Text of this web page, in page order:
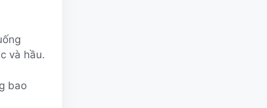
và hầu.
bao